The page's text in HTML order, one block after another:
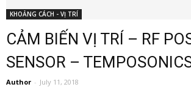
KHOẢNG CÁCH - VỊ TRÍ
CẢM BIẾN VỊ TRÍ – RF
SENSOR –
Author - July 11, 2018